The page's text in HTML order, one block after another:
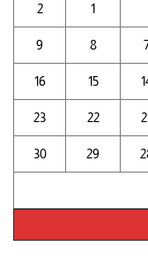
1
2
8
9
15
16
22
23
29
30